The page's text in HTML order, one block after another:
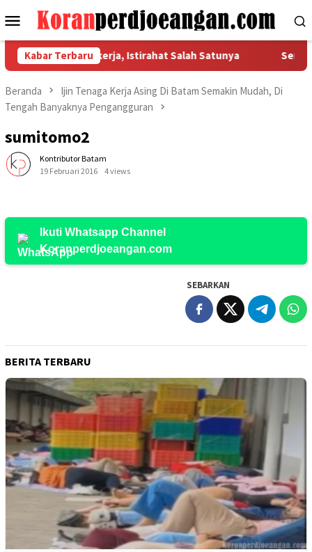
ke
Menu
Mobile
Kabar Terbaru
Hak Dasar Pekerja, Istirahat Salah Satunya Serikat
Beranda
Ijin Tenaga Kerja Asing Di Batam Semakin Mudah, Di
Tengah Banyaknya Pengangguran
sumitomo2
Kontributor Batam
19 Februari 2016
4 views
Ikuti Whatsapp Channel
Koranperdjoeangan.com
SEBARKAN
BERITA TERBARU